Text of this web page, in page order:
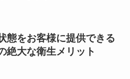
態をお客様に提供できる
絶大な衛生メリット